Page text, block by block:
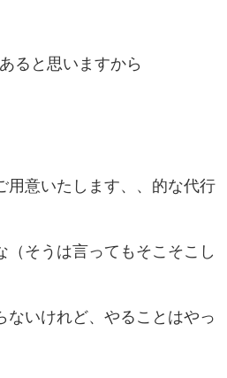
ると思いますから
用意いたします、、的な代行
（そうは言ってもそこそこし
ないけれど、やることはやっ